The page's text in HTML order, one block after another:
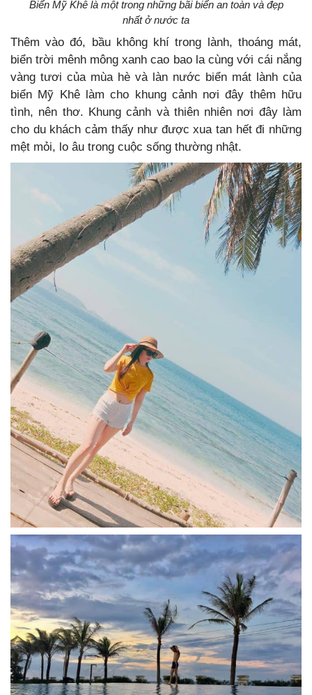
Biển Mỹ Khê là một trong những bãi biển an toàn và đẹp
nhất ở nước ta
Thêm vào đó, bầu không khí trong lành, thoáng mát,
biển trời mênh mông xanh cao bao la cùng với cái nắng
vàng tươi của mùa hè và làn nước biển mát lành của
biển Mỹ Khê làm cho khung cảnh nơi đây thêm hữu
tình, nên thơ. Khung cảnh và thiên nhiên nơi đây làm
cho du khách cảm thấy như được xua tan hết đi những
mệt mỏi, lo âu trong cuộc sống thường nhật.